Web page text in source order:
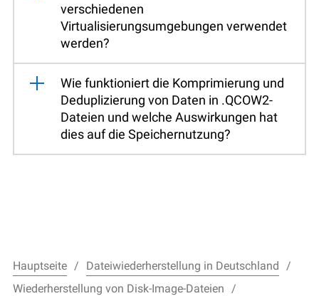
verschiedenen
Virtualisierungsumgebungen verwendet
werden?
Wie funktioniert die Komprimierung und
Deduplizierung von Daten in .QCOW2-
Dateien und welche Auswirkungen hat
dies auf die Speichernutzung?
Hauptseite
Dateiwiederherstellung in Deutschland
Wiederherstellung von Disk-Image-Dateien